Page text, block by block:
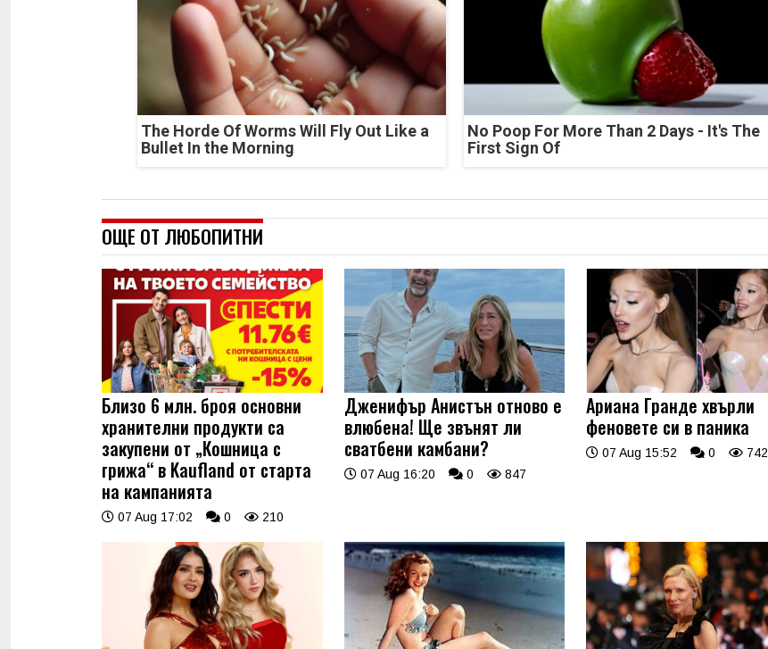
The Horde Of Worms Will Fly Out Like a
Bullet In the Morning
No Poop For More Than 2 Days - It's The
First Sign Of
ОЩЕ ОТ ЛЮБОПИТНИ
Близо 6 млн. броя основни
хранителни продукти са
закупени от „Кошница с
грижа“ в Kaufland от старта
на кампанията
07 Aug 17:02 0 210
Дженифър Анистън отново е
влюбена! Ще звънят ли
сватбени камбани?
07 Aug 16:20 0 847
Ариана Гранде хвърли
феновете си в паника
07 Aug 15:52 0 742